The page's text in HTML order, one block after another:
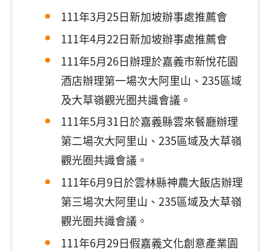
111年3月25日新加坡辦事處推薦會
111年4月22日新加坡辦事處推薦會
111年5月26日辦理於嘉義市新悅花園
酒店辦理第一場次大阿里山、235區域
及大草嶺觀光圈共識會議。
111年5月31日於嘉義縣雲來餐廳辦理
第二場次大阿里山、235區域及大草嶺
觀光圈共識會議。
111年6月9日於雲林縣神農大飯店辦理
第三場次大阿里山、235區域及大草嶺
觀光圈共識會議。
111年6月29日假嘉義文化創意產業園